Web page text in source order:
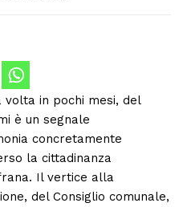
in pochi mesi, del
è un segnale
concretamente
la cittadinanza
Il vertice alla
del Consiglio comunale,